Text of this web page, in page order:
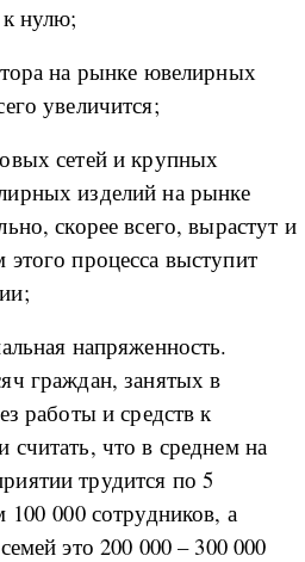
к нулю;
на рынке ювелирных
увеличится;
сетей и крупных
изделий на рынке
скорее всего, вырастут и
процесса выступит
напряженность.
граждан, занятых в
работы и средств к
что в среднем на
трудится по 5
100 000 сотрудников, а
это 200 000 – 300 000